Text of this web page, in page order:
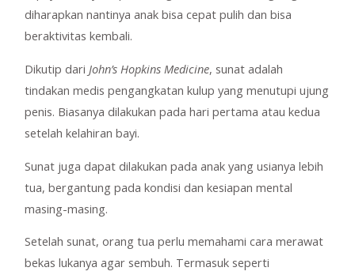
diharapkan nantinya anak bisa cepat pulih dan bisa
beraktivitas kembali.
Dikutip dariJohn’s Hopkins Medicine, sunat adalah
tindakan medis pengangkatan kulup yang menutupi ujung
penis. Biasanya dilakukan pada hari pertama atau kedua
setelah kelahiran bayi.
Sunat juga dapat dilakukan pada anak yang usianya lebih
tua, bergantung pada kondisi dan kesiapan mental
masing-masing.
Setelah sunat, orang tua perlu memahami cara merawat
bekas lukanya agar sembuh. Termasuk seperti